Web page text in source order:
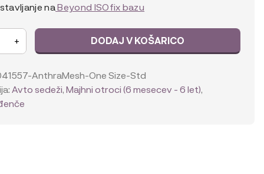
naBeyond ISOfix bazu
+ DODAJ V KOŠARICO
AnthraMesh-One Size-Std
Avto sedeži,Majhni otroci (6 mesecev - 6 let),